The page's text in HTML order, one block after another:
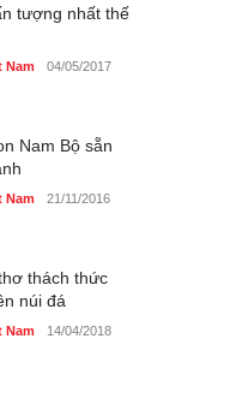
Nam 25/04/2020
tôn vinh
tượng nhất thế
Nam 04/05/2017
Nam Bộ sẵn
Nam 21/11/2016
thách thức
núi đá
Nam 14/04/2018